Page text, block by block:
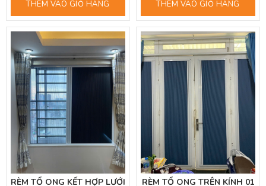
THÊM VÀO GIỎ HÀNG THÊM VÀO GIỎ HÀNG
RÈM TỔ ONG KẾT HỢP LƯỚI
RÈM TỔ ONG TRÊN KÍNH 01